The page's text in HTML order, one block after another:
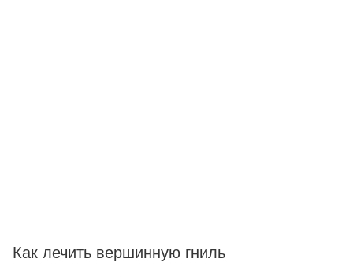
Как лечить вершинную гниль